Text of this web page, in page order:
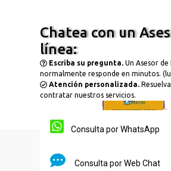
Chatea con un
línea:
Escriba su pregunta. Un Asesor de
normalmente responde en minutos.
Atención personalizada.
contratar nuestros servicios.
Consulta por WhatsApp
Consulta por Web Chat